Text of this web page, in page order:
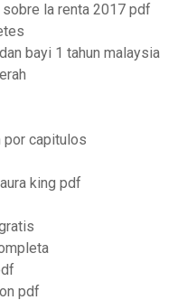
la renta 2017 pdf
bayi 1 tahun malaysia
por capitulos
king pdf
pdf